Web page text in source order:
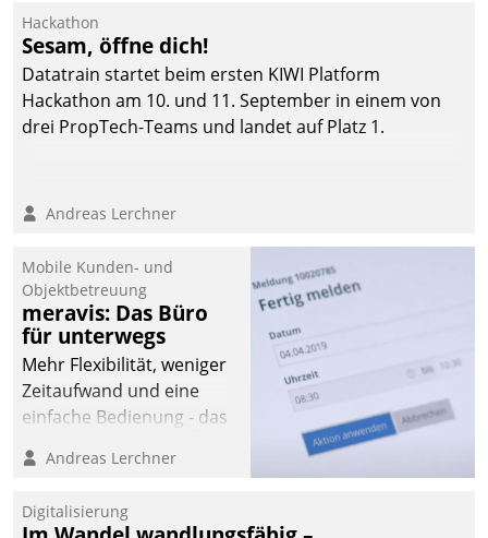
Ressort Kapitalanlage für
künftige Aufgaben und
Herausforderungen
gerüstet.
Hackathon
Sesam, öffne dich!
Datatrain startet beim ersten KIWI Platform
Hackathon am 10. und 11. September in einem von
drei PropTech-Teams und landet auf Platz 1.
Andreas Lerchner
Mobile Kunden- und
Objektbetreuung
meravis: Das Büro
für unterwegs
Mehr Flexibilität, weniger
Zeitaufwand und eine
einfache Bedienung - das
Cockpit für mobile
Datatrain. Die meravis
Andreas Lerchner
Digitalisierung